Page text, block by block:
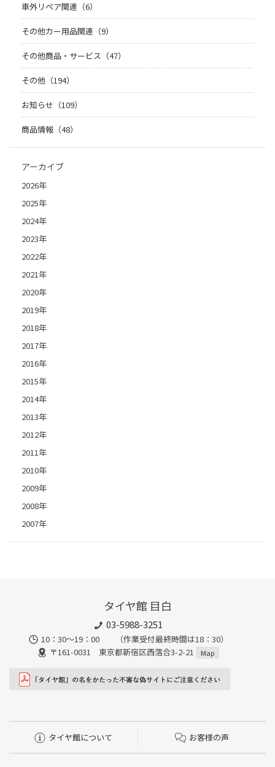
車外リペア関連（6）
その他カー用品関連（9）
その他商品・サービス（47）
その他（194）
お知らせ（109）
商品情報（48）
アーカイブ
2026年
2025年
2024年
2023年
2022年
2021年
2020年
2019年
2018年
2017年
2016年
2015年
2014年
2013年
2012年
2011年
2010年
2009年
2008年
2007年
タイヤ館 目白
03-5988-3251
10：30～19：00 （作業受付最終時間は18：30）
〒161-0031 東京都新宿区西落合3-2-21
Map
タイヤ館について お客様の声